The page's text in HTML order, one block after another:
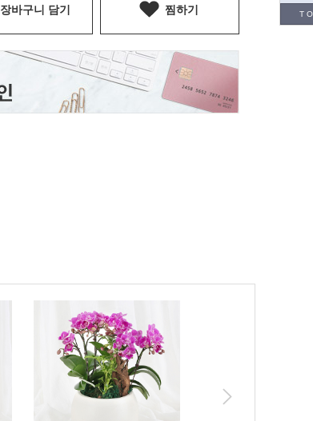
장바구니 담기 찜하기